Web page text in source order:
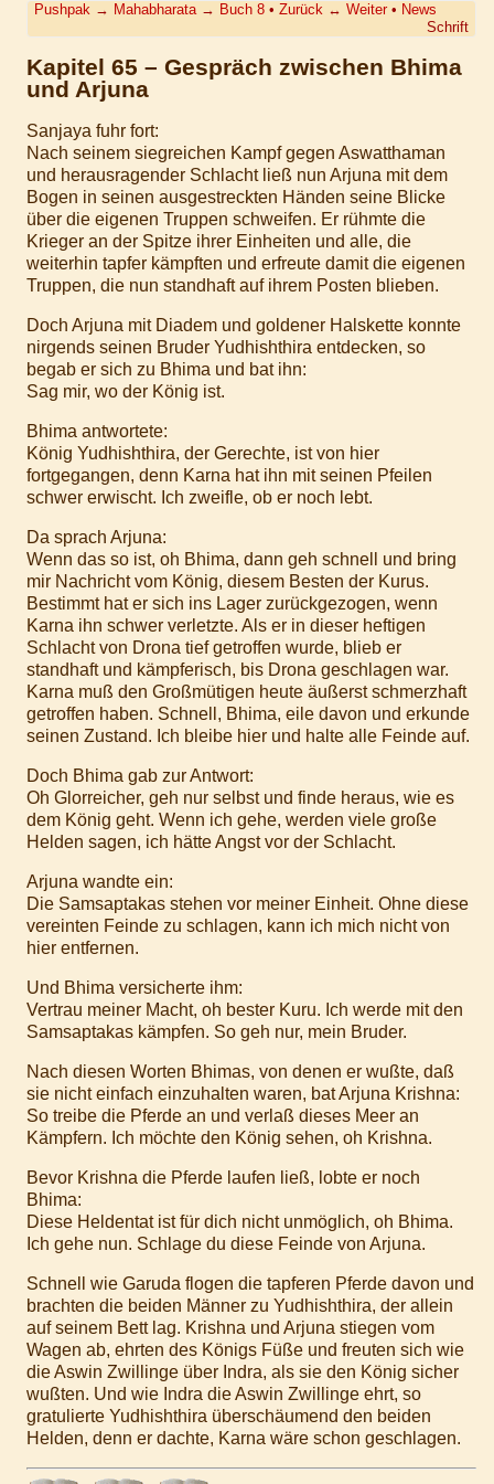
Pushpak → Mahabharata → Buch 8 •Zurück ↔ Weiter• News
Schrift
Kapitel 65 – Gespräch zwischen Bhima
und Arjuna
Sanjaya fuhr fort:
Nach seinem siegreichen Kampf gegen Aswatthaman
und herausragender Schlacht ließ nun Arjuna mit dem
Bogen in seinen ausgestreckten Händen seine Blicke
über die eigenen Truppen schweifen. Er rühmte die
Krieger an der Spitze ihrer Einheiten und alle, die
weiterhin tapfer kämpften und erfreute damit die eigenen
Truppen, die nun standhaft auf ihrem Posten blieben.
Doch Arjuna mit Diadem und goldener Halskette konnte
nirgends seinen Bruder Yudhishthira entdecken, so
begab er sich zu Bhima und bat ihn:
Sag mir, wo der König ist.
Bhima antwortete:
König Yudhishthira, der Gerechte, ist von hier
fortgegangen, denn Karna hat ihn mit seinen Pfeilen
schwer erwischt. Ich zweifle, ob er noch lebt.
Da sprach Arjuna:
Wenn das so ist, oh Bhima, dann geh schnell und bring
mir Nachricht vom König, diesem Besten der Kurus.
Bestimmt hat er sich ins Lager zurückgezogen, wenn
Karna ihn schwer verletzte. Als er in dieser heftigen
Schlacht von Drona tief getroffen wurde, blieb er
standhaft und kämpferisch, bis Drona geschlagen war.
Karna muß den Großmütigen heute äußerst schmerzhaft
getroffen haben. Schnell, Bhima, eile davon und erkunde
seinen Zustand. Ich bleibe hier und halte alle Feinde auf.
Doch Bhima gab zur Antwort:
Oh Glorreicher, geh nur selbst und finde heraus, wie es
dem König geht. Wenn ich gehe, werden viele große
Helden sagen, ich hätte Angst vor der Schlacht.
Arjuna wandte ein:
Die Samsaptakas stehen vor meiner Einheit. Ohne diese
vereinten Feinde zu schlagen, kann ich mich nicht von
hier entfernen.
Und Bhima versicherte ihm:
Vertrau meiner Macht, oh bester Kuru. Ich werde mit den
Samsaptakas kämpfen. So geh nur, mein Bruder.
Nach diesen Worten Bhimas, von denen er wußte, daß
sie nicht einfach einzuhalten waren, bat Arjuna Krishna:
So treibe die Pferde an und verlaß dieses Meer an
Kämpfern. Ich möchte den König sehen, oh Krishna.
Bevor Krishna die Pferde laufen ließ, lobte er noch
Bhima:
Diese Heldentat ist für dich nicht unmöglich, oh Bhima.
Ich gehe nun. Schlage du diese Feinde von Arjuna.
Schnell wie Garuda flogen die tapferen Pferde davon und
brachten die beiden Männer zu Yudhishthira, der allein
auf seinem Bett lag. Krishna und Arjuna stiegen vom
Wagen ab, ehrten des Königs Füße und freuten sich wie
die Aswin Zwillinge über Indra, als sie den König sicher
wußten. Und wie Indra die Aswin Zwillinge ehrt, so
gratulierte Yudhishthira überschäumend den beiden
Helden, denn er dachte, Karna wäre schon geschlagen.